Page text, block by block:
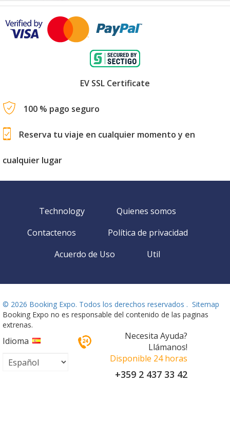
EV SSL Certificate
100 % pago seguro
Reserva tu viaje en cualquier momento y en
cualquier lugar
Technology
Quienes somos
Contactenos
Política de privacidad
Acuerdo de Uso
Util
© 2026 Booking Expo. Todos los derechos reservados . Sitemap
Booking Expo no es responsable del contenido de las paginas
extrenas.
Idioma
Necesita Ayuda?
Llámanos!
Disponible 24 horas
+359 2 437 33 42